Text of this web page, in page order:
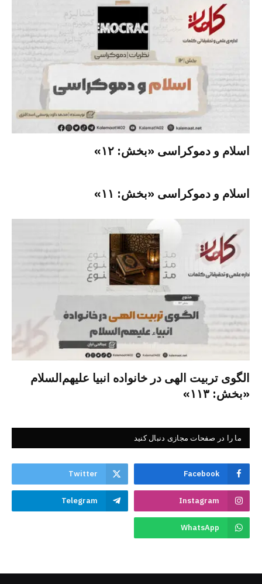
اسلام و دموکراسی «بخش: ۱۲»
اسلام و دموکراسی «بخش: ۱۱»
الگوی تربیت الهی در خانواده انبیا‌‌ علیهم‌السلام
«بخش: ۱۱۳»
ما را در صفحات مجازی دنبال کنید
Facebook
Twitter
Instagram
Telegram
WhatsApp